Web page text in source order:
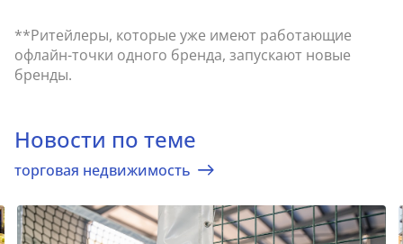
**Ритейлеры, которые уже имеют работающие
офлайн-точки одного бренда, запускают новые
бренды.
Новости по теме
торговая недвижимость